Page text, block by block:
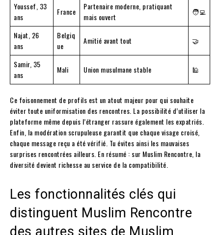
Youssef, 33
ans
France
Partenaire moderne, pratiquant
mais ouvert
🧑‍💻
Najat, 26
ans
Belgiq
ue
Amitié avant tout 🤝
Samir, 35
ans
Mali Union musulmane stable 🕌
Ce foisonnement de profils est un atout majeur pour qui souhaite
éviter toute uniformisation des rencontres. La possibilité d’utiliser la
plateforme même depuis l’étranger rassure également les expatriés.
Enfin, la modération scrupuleuse garantit que chaque visage croisé,
chaque message reçu a été vérifié. Tu évites ainsi les mauvaises
surprises rencontrées ailleurs. En résumé : sur Muslim Rencontre, la
diversité devient richesse au service de la compatibilité.
Les fonctionnalités clés qui
distinguent Muslim Rencontre
des autres sites de Muslim